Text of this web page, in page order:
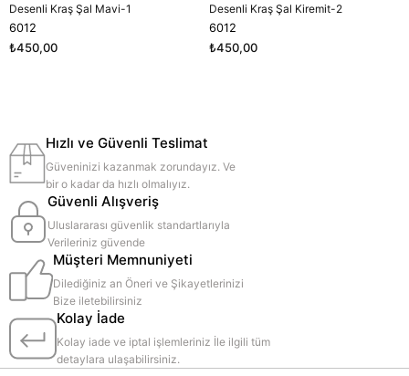
Desenli Kraş Şal Mavi-1
6012
₺450,00
Desenli Kraş Şal Kiremit-2
6012
₺450,00
Hızlı ve Güvenli Teslimat
Güveninizi kazanmak zorundayız. Ve
bir o kadar da hızlı olmalıyız.
Güvenli Alışveriş
Uluslararası güvenlik standartlarıyla
Verileriniz güvende
Müşteri Memnuniyeti
Dilediğiniz an Öneri ve Şikayetlerinizi
Bize iletebilirsiniz
Kolay İade
Kolay iade ve iptal işlemleriniz İle ilgili tüm
detaylara ulaşabilirsiniz.